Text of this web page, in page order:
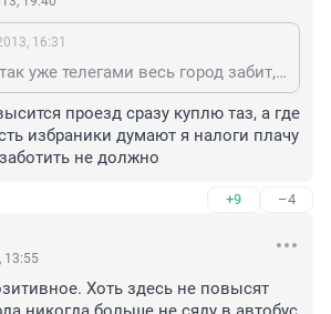
16:31
Ожидаемо, и так уже телегами весь город забит,не пройти не проехать, еще вы тут призываете всем колесами обзавестись! Купить не проблема! Куда вы телегу свою будете парковать? Или это уже не обсуждается,хоть соседу на голову,главное колеса и ты король...
проезд сразу куплю таз, а где
избраники думают я налоги плачу
не должно
+9 –4
13:55
Хоть здесь не повысят